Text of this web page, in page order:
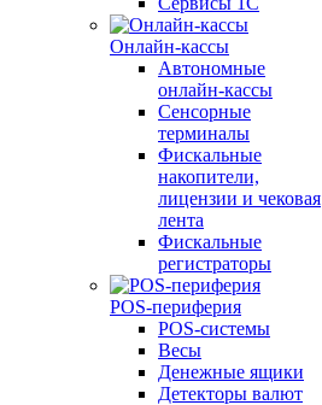
Онлайн-кассы
Автономные
онлайн-кассы
Сенсорные
терминалы
Фискальные
накопители,
лицензии и чековая
лента
Фискальные
регистраторы
POS-периферия
POS-системы
Весы
Денежные ящики
Детекторы валют